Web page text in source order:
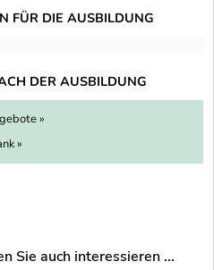
FÜR DIE AUSBILDUNG
DER AUSBILDUNG
»
»
Sie auch interessieren ...